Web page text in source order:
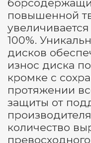
повышенной
100%.
дисков
износ диска
кромке с
протяжении
защиты от
количество